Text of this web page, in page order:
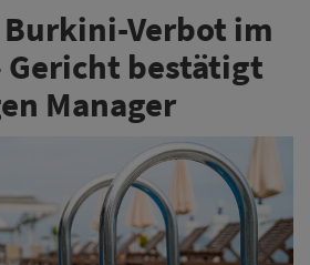
Verbot im
Gericht bestätigt
Manager